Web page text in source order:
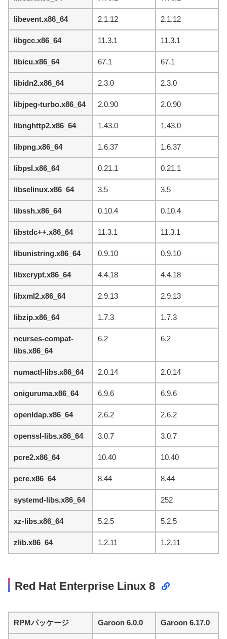
libevent.x86_64 2.1.12 2.1.12
libgcc.x86_64 11.3.1 11.3.1
libicu.x86_64 67.1 67.1
libidn2.x86_64 2.3.0 2.3.0
libjpeg-turbo.x86_64 2.0.90 2.0.90
libnghttp2.x86_64 1.43.0 1.43.0
libpng.x86_64 1.6.37 1.6.37
libpsl.x86_64 0.21.1 0.21.1
libselinux.x86_64 3.5 3.5
libssh.x86_64 0.10.4 0.10.4
libstdc++.x86_64 11.3.1 11.3.1
libunistring.x86_64 0.9.10 0.9.10
libxcrypt.x86_64 4.4.18 4.4.18
libxml2.x86_64 2.9.13 2.9.13
libzip.x86_64 1.7.3 1.7.3
ncurses-compat-
libs.x86_64
6.2 6.2
numactl-libs.x86_64 2.0.14 2.0.14
oniguruma.x86_64 6.9.6 6.9.6
openldap.x86_64 2.6.2 2.6.2
openssl-libs.x86_64 3.0.7 3.0.7
pcre2.x86_64 10.40 10.40
pcre.x86_64 8.44 8.44
systemd-libs.x86_64 252
xz-libs.x86_64 5.2.5 5.2.5
zlib.x86_64 1.2.11 1.2.11
Red Hat Enterprise Linux 8
RPMパッケージ Garoon 6.0.0 Garoon 6.17.0